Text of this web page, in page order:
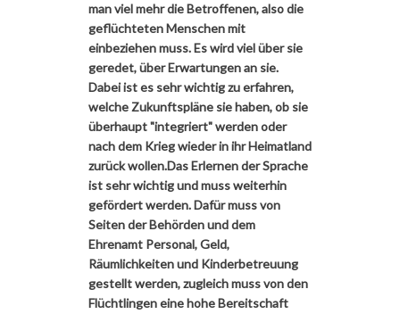
man viel mehr die Betroffenen, also die
geflüchteten Menschen mit
einbeziehen muss. Es wird viel über sie
geredet, über Erwartungen an sie.
Dabei ist es sehr wichtig zu erfahren,
welche Zukunftspläne sie haben, ob sie
überhaupt "integriert" werden oder
nach dem Krieg wieder in ihr Heimatland
zurück wollen.Das Erlernen der Sprache
ist sehr wichtig und muss weiterhin
gefördert werden. Dafür muss von
Seiten der Behörden und dem
Ehrenamt Personal, Geld,
Räumlichkeiten und Kinderbetreuung
gestellt werden, zugleich muss von den
Flüchtlingen eine hohe Bereitschaft